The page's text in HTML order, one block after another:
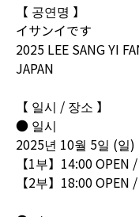
【 공연명 】
イサンイです
2025 LEE SANG YI
JAPAN
【 일시 / 장소 】
● 일시
2025년 10월 5일 (일)
【1부】14:00
【2부】18:00